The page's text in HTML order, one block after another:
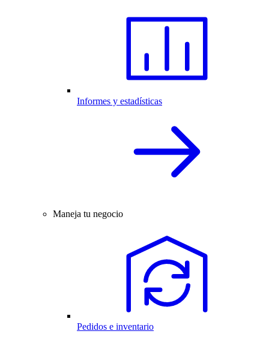
Informes y estadísticas
Maneja tu negocio
Pedidos e inventario